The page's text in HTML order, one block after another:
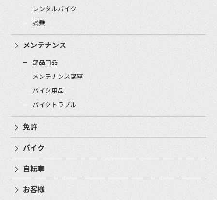
レンタルバイク
試乗
メンテナンス
部品用品
メンテナンス講座
バイク用品
バイクトラブル
免許
バイク
自転車
お客様